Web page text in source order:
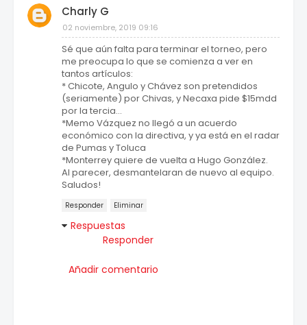
Charly G
02 noviembre, 2019 09:16
Sé que aún falta para terminar el torneo, pero
me preocupa lo que se comienza a ver en
tantos artículos:
* Chicote, Angulo y Chávez son pretendidos
(seriamente) por Chivas, y Necaxa pide $15mdd
por la tercia...
*Memo Vázquez no llegó a un acuerdo
económico con la directiva, y ya está en el radar
de Pumas y Toluca
*Monterrey quiere de vuelta a Hugo González.
Al parecer, desmantelaran de nuevo al equipo.
Saludos!
Responder Eliminar
Respuestas
Responder
Añadir comentario